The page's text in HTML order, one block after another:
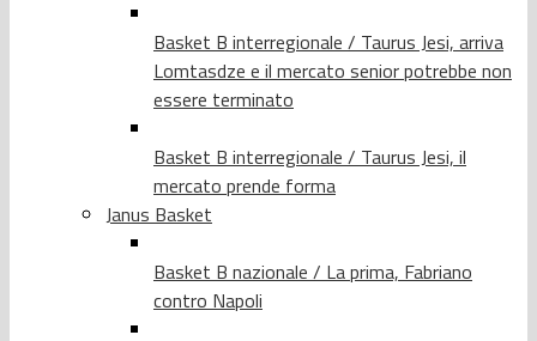
Basket B interregionale / Taurus Jesi, arriva
Lomtasdze e il mercato senior potrebbe non
essere terminato
Basket B interregionale / Taurus Jesi, il
mercato prende forma
Janus Basket
Basket B nazionale / La prima, Fabriano
contro Napoli